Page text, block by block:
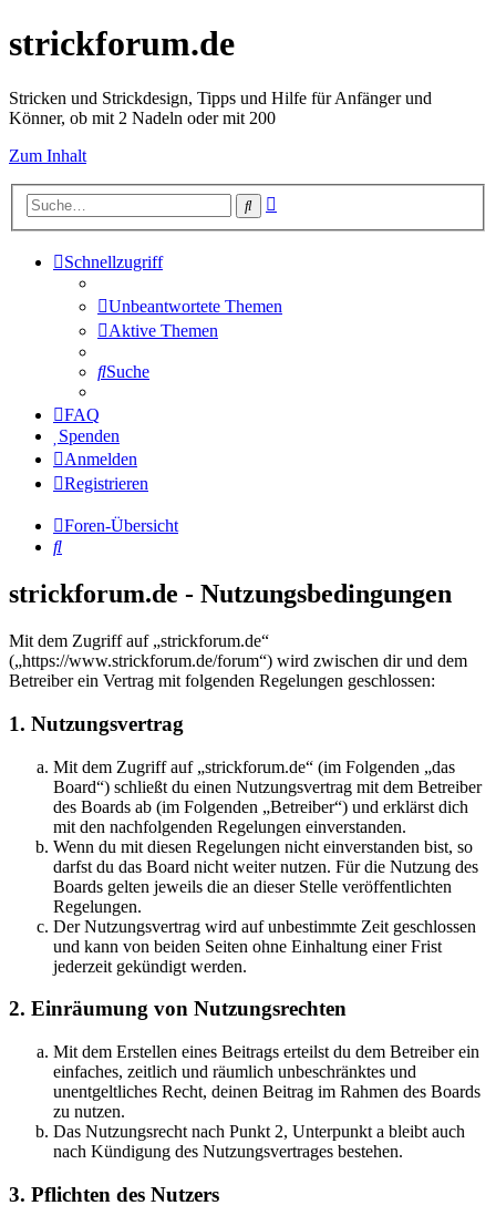
strickforum.de
Stricken und Strickdesign, Tipps und Hilfe für Anfänger und
Könner, ob mit 2 Nadeln oder mit 200
Zum Inhalt
Suche
Schnellzugriff
Unbeantwortete Themen
Aktive Themen
Suche
FAQ
Spenden
Anmelden
Registrieren
Foren-Übersicht
Suche
strickforum.de - Nutzungsbedingungen
Mit dem Zugriff auf „strickforum.de“
(„https://www.strickforum.de/forum“) wird zwischen dir und dem
Betreiber ein Vertrag mit folgenden Regelungen geschlossen:
1. Nutzungsvertrag
Mit dem Zugriff auf „strickforum.de“ (im Folgenden „das
Board“) schließt du einen Nutzungsvertrag mit dem Betreiber
des Boards ab (im Folgenden „Betreiber“) und erklärst dich
mit den nachfolgenden Regelungen einverstanden.
Wenn du mit diesen Regelungen nicht einverstanden bist, so
darfst du das Board nicht weiter nutzen. Für die Nutzung des
Boards gelten jeweils die an dieser Stelle veröffentlichten
Regelungen.
Der Nutzungsvertrag wird auf unbestimmte Zeit geschlossen
und kann von beiden Seiten ohne Einhaltung einer Frist
jederzeit gekündigt werden.
2. Einräumung von Nutzungsrechten
Mit dem Erstellen eines Beitrags erteilst du dem Betreiber ein
einfaches, zeitlich und räumlich unbeschränktes und
unentgeltliches Recht, deinen Beitrag im Rahmen des Boards
zu nutzen.
Das Nutzungsrecht nach Punkt 2, Unterpunkt a bleibt auch
nach Kündigung des Nutzungsvertrages bestehen.
3. Pflichten des Nutzers